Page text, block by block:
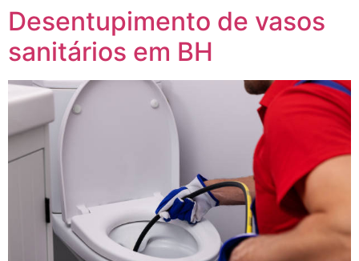
Desentupimento de vasos
sanitários em BH